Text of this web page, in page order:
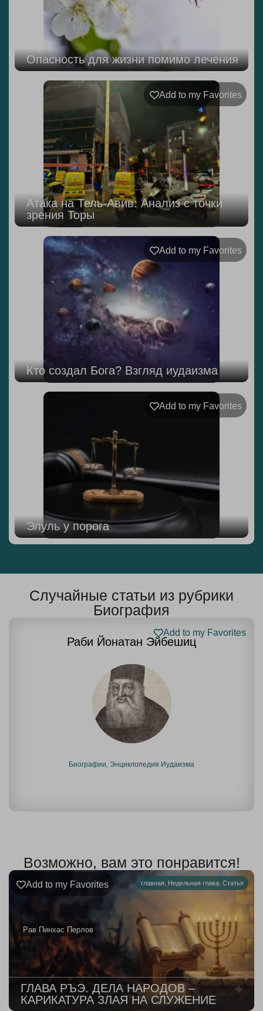
Опасность для жизни помимо лечения
Add to my Favorites
Атака на Тель-Авив: Анализ с точки
зрения Торы
Add to my Favorites
Кто создал Бога? Взгляд иудаизма
Add to my Favorites
Элуль у порога
Случайные статьи из рубрики
Биография
Раби Йонатан Эйбешиц
Add to my Favorites
Биографии Энциклопедия Иудаизма
Возможно, вам это понравится!
главная Недельная глава Статья
Рав Пинхас Перлов
Add to my Favorites
ГЛАВА РЪЭ. ДЕЛА НАРОДОВ –
КАРИКАТУРА ЗЛАЯ НА СЛУЖЕНИЕ